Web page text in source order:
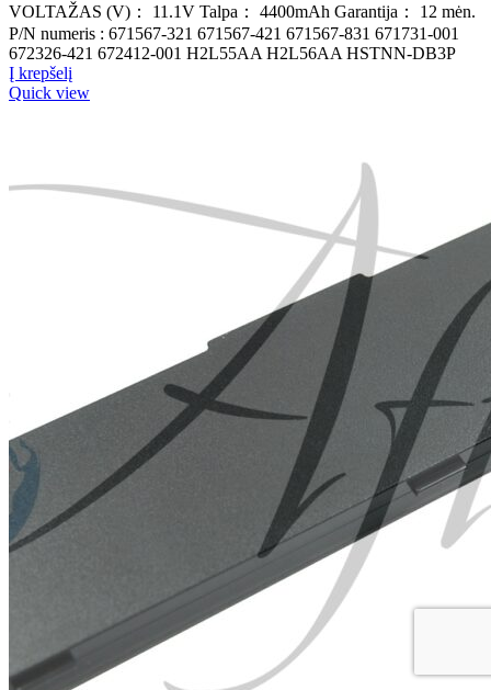
VOLTAŽAS (V)： 11.1V Talpa： 4400mAh Garantija： 12 mėn.
P/N numeris : 671567-321 671567-421 671567-831 671731-001
672326-421 672412-001 H2L55AA H2L56AA HSTNN-DB3P
Į krepšelį
Quick view